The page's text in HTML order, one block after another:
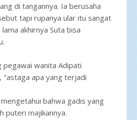
di tangannya. Ia berusaha
tapi rupanya ular itu sangat
akhirnya Suta bisa
wanita Adipati
"astaga apa yang terjadi
bahwa gadis yang
puteri majikannya.